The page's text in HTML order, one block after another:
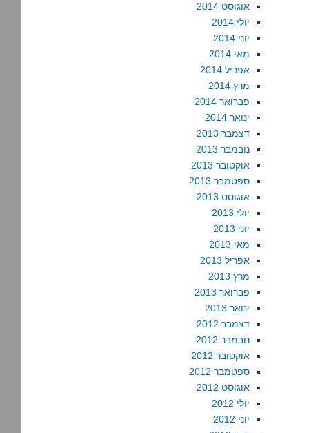
אוגוסט 2014
יולי 2014
יוני 2014
מאי 2014
אפריל 2014
מרץ 2014
פברואר 2014
ינואר 2014
דצמבר 2013
נובמבר 2013
אוקטובר 2013
ספטמבר 2013
אוגוסט 2013
יולי 2013
יוני 2013
מאי 2013
אפריל 2013
מרץ 2013
פברואר 2013
ינואר 2013
דצמבר 2012
נובמבר 2012
אוקטובר 2012
ספטמבר 2012
אוגוסט 2012
יולי 2012
יוני 2012